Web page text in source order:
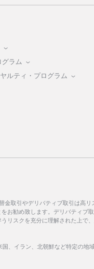
グラム
ルティ・プログラム
金取引やデリバティブ取引は高
お勧め致します。デリバティブ
リスクを充分に理解された上で
国、イラン、北朝鮮など特定の地